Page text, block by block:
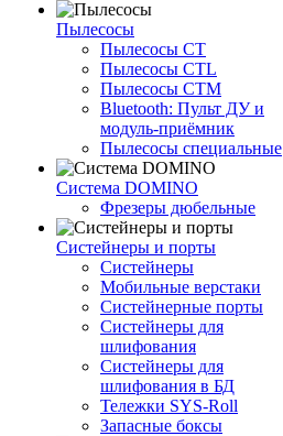
Пылесосы
Пылесосы CT
Пылесосы CTL
Пылесосы CTM
Bluetooth: Пульт ДУ и
модуль-приёмник
Пылесосы специальные
Система DOMINO
Фрезеры дюбельные
Систейнеры и порты
Систейнеры
Мобильные верстаки
Систейнерные порты
Систейнеры для
шлифования
Систейнеры для
шлифования в БД
Тележки SYS-Roll
Запасные боксы